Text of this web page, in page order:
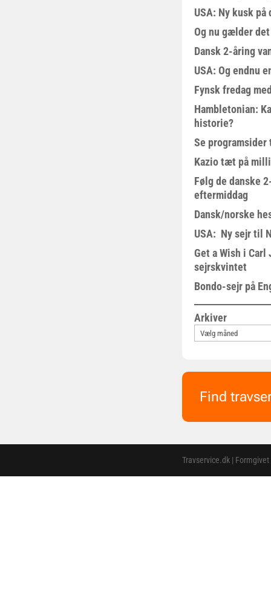
USA: Ny kusk på
Og nu gælder
Dansk 2-åring
USA: Og endnu
Fynsk fredag
Hambletonian:
historie?
Se
Kazio tæt på
Følg de danske
eftermiddag
Dansk/norske
USA: Ny sejr til
Get a Wish i Carl
sejrskvintet
Bondo-sejr på
Arkiver
Find
Travservice.dk |